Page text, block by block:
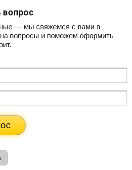
вопрос
— мы свяжемся с вами в
вопросы и поможем оформить